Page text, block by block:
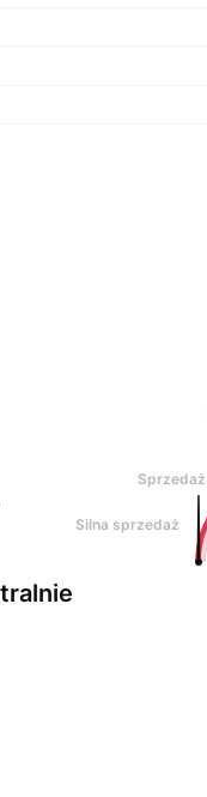
Sprzedaż
Silna sprzedaż